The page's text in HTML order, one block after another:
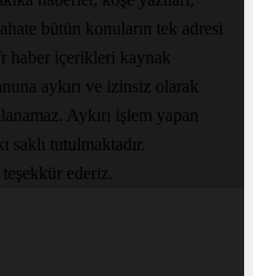
bütün konuların tek adresi
haber içerikleri kaynak
aykırı ve izinsiz olarak
Aykırı işlem yapan
tutulmaktadır.
ederiz.